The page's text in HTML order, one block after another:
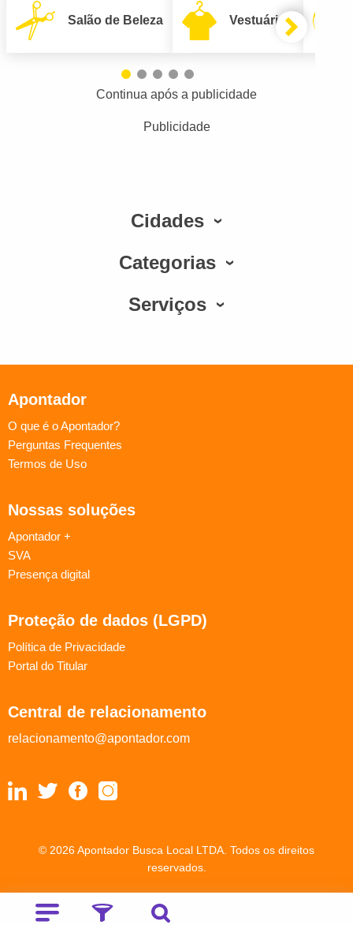
Salão de Beleza Vestuário
Continua após a publicidade
Publicidade
Cidades
Categorias
Serviços
Apontador
O que é o Apontador?
Perguntas Frequentes
Termos de Uso
Nossas soluções
Apontador +
SVA
Presença digital
Proteção de dados (LGPD)
Política de Privacidade
Portal do Titular
Central de relacionamento
relacionamento@apontador.com
© 2026 Apontador Busca Local LTDA. Todos os direitos
reservados.